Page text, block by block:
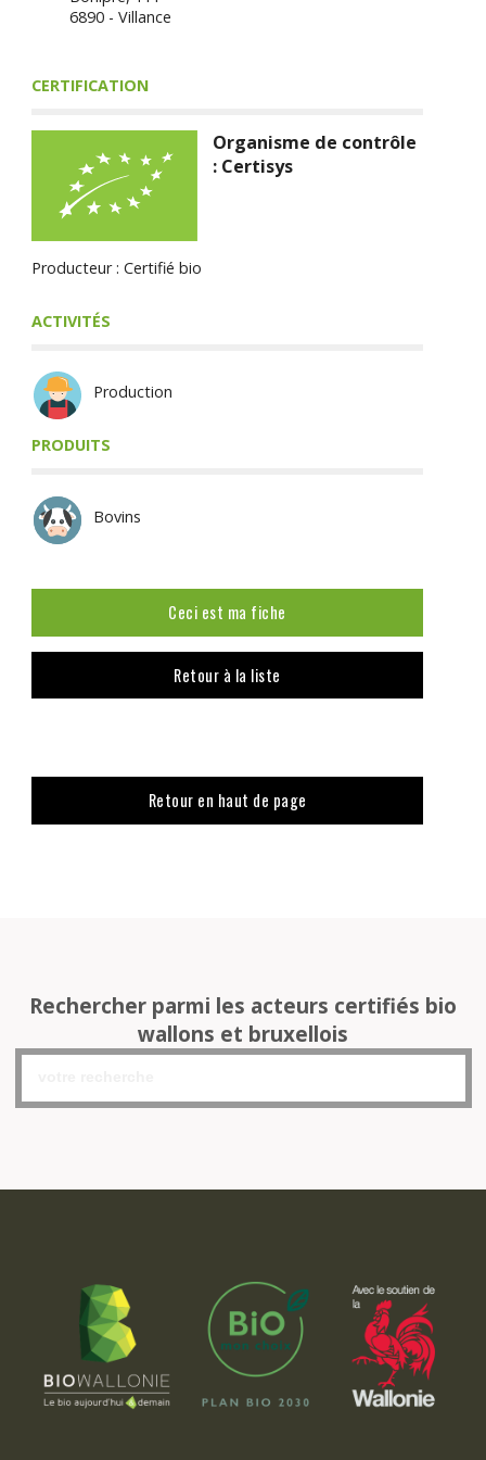
6890 - Villance
CERTIFICATION
Organisme de contrôle
: Certisys
Producteur : Certifié bio
ACTIVITÉS
Production
PRODUITS
Bovins
Ceci est ma fiche
Retour à la liste
Retour en haut de page
Rechercher parmi les acteurs certifiés bio
wallons et bruxellois